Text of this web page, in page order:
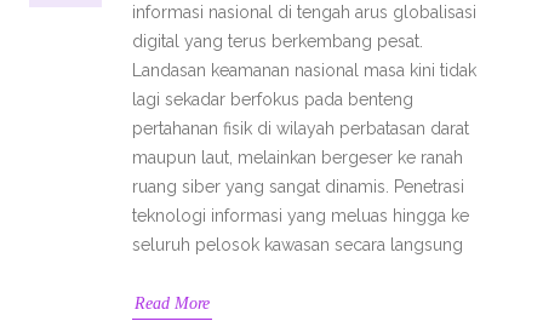
informasi nasional di tengah arus globalisasi
digital yang terus berkembang pesat.
Landasan keamanan nasional masa kini tidak
lagi sekadar berfokus pada benteng
pertahanan fisik di wilayah perbatasan darat
maupun laut, melainkan bergeser ke ranah
ruang siber yang sangat dinamis. Penetrasi
teknologi informasi yang meluas hingga ke
seluruh pelosok kawasan secara langsung
Read More